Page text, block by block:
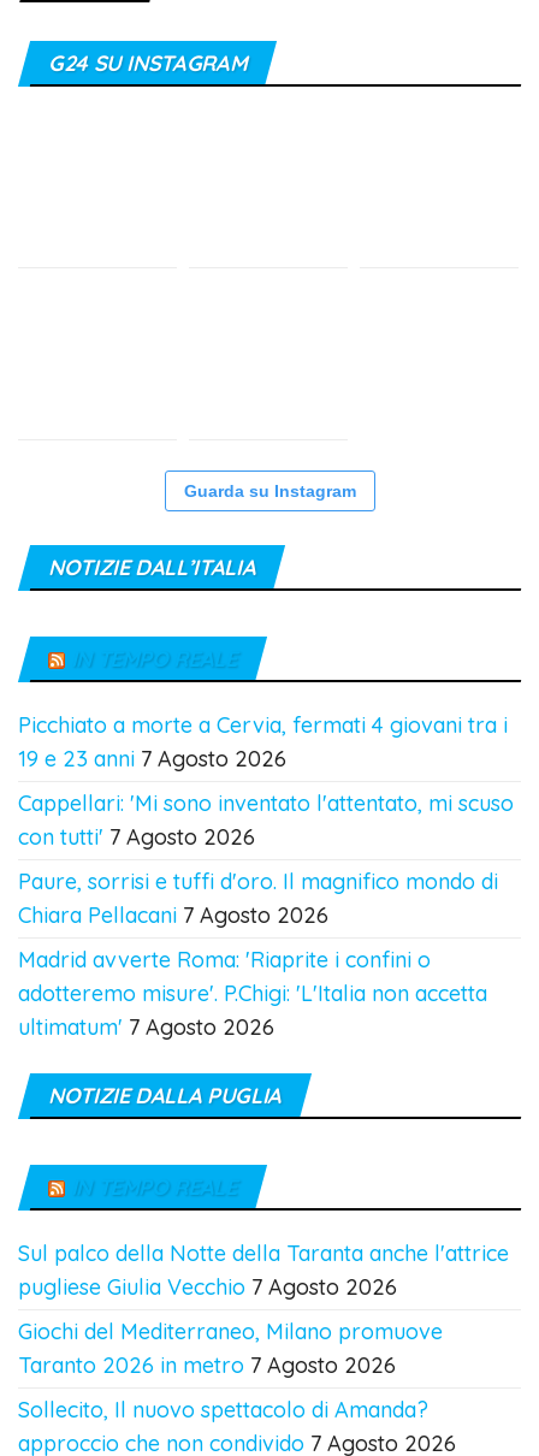
G24 SU INSTAGRAM
Guarda su Instagram
NOTIZIE DALL’ITALIA
IN TEMPO REALE
Picchiato a morte a Cervia, fermati 4 giovani tra i
19 e 23 anni 7 Agosto 2026
Cappellari: 'Mi sono inventato l'attentato, mi scuso
con tutti' 7 Agosto 2026
Paure, sorrisi e tuffi d'oro. Il magnifico mondo di
Chiara Pellacani 7 Agosto 2026
Madrid avverte Roma: 'Riaprite i confini o
adotteremo misure'. P.Chigi: 'L'Italia non accetta
ultimatum' 7 Agosto 2026
NOTIZIE DALLA PUGLIA
IN TEMPO REALE
Sul palco della Notte della Taranta anche l'attrice
pugliese Giulia Vecchio 7 Agosto 2026
Giochi del Mediterraneo, Milano promuove
Taranto 2026 in metro 7 Agosto 2026
Sollecito, Il nuovo spettacolo di Amanda?
approccio che non condivido 7 Agosto 2026